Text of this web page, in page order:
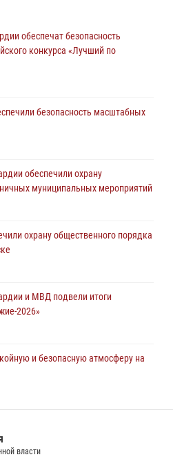
задержали дебошира,
повреждений супруге
в Темникове
обеспечат безопасность
конкурса «Лучший по
безопасность масштабных
обеспечили охрану
муниципальных мероприятий
охрану общественного порядка
и МВД подвели итоги
и безопасную атмосферу на
мероприятиях: от
России
власти